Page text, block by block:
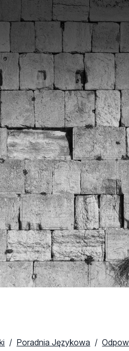
Poradnia Językowa